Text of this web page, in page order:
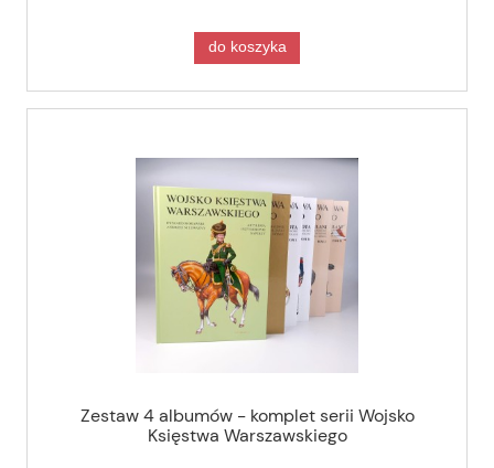
do koszyka
Zestaw 4 albumów - komplet serii Wojsko
Księstwa Warszawskiego